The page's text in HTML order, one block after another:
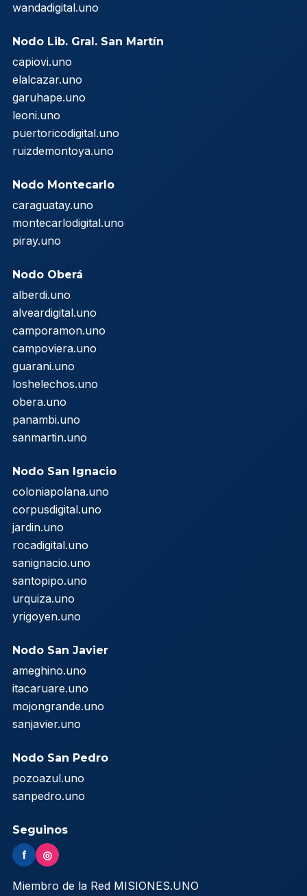
wandadigital.uno
Nodo Lib. Gral. San Martín
capiovi.uno
elalcazar.uno
garuhape.uno
leoni.uno
puertoricodigital.uno
ruizdemontoya.uno
Nodo Montecarlo
caraguatay.uno
montecarlodigital.uno
piray.uno
Nodo Oberá
alberdi.uno
alveardigital.uno
camporamon.uno
campoviera.uno
guarani.uno
loshelechos.uno
obera.uno
panambi.uno
sanmartin.uno
Nodo San Ignacio
coloniapolana.uno
corpusdigital.uno
jardin.uno
rocadigital.uno
sanignacio.uno
santopipo.uno
urquiza.uno
yrigoyen.uno
Nodo San Javier
ameghino.uno
itacaruare.uno
mojongrande.uno
sanjavier.uno
Nodo San Pedro
pozoazul.uno
sanpedro.uno
Seguinos
f ◎
Miembro de la Red MISIONES.UNO